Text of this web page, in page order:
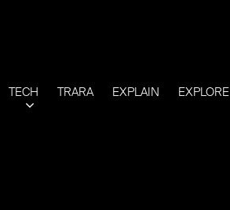
TECH TRARA EXPLAIN EXPLORE